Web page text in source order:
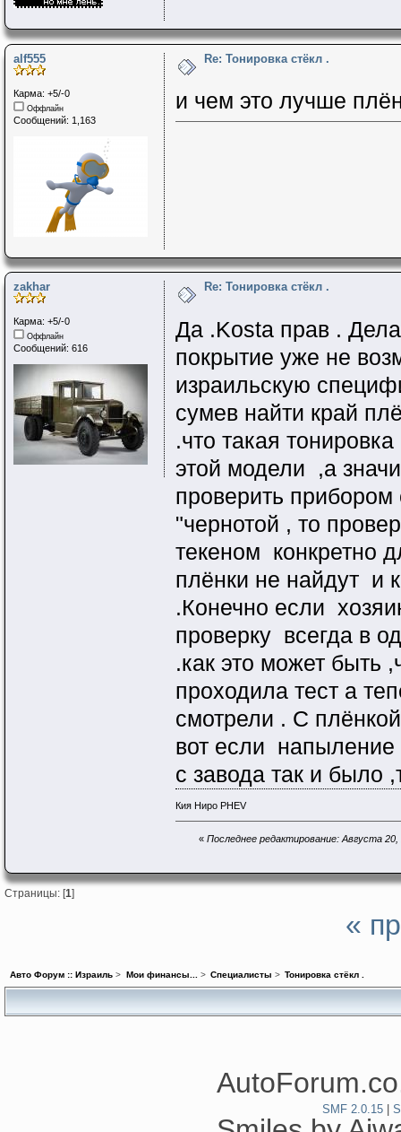
alf555
Карма: +5/-0
Оффлайн
Сообщений: 1,163
Re: Тонировка стёкл .
и чем это лучше
zakhar
Карма: +5/-0
Оффлайн
Сообщений: 616
Re: Тонировка стёкл .
Да .Kosta прав .
покрытие уже не
израильскую
сумев найти край
.что такая
этой модели ,а
проверить прибором
"чернотой , то
текеном конкретно
плёнки не найдут и
.Конечно если
проверку всегда в
.как это может быть
проходила тест а
смотрели . С
вот если напыление
с завода так и было
Кия Ниро PHEV
« Последнее редактирование: Августа
Страницы: [1]
«
Авто Форум :: Израиль > Мои финансы... > Специалисты > Тонировка стёкл .
SMF 2.0.15